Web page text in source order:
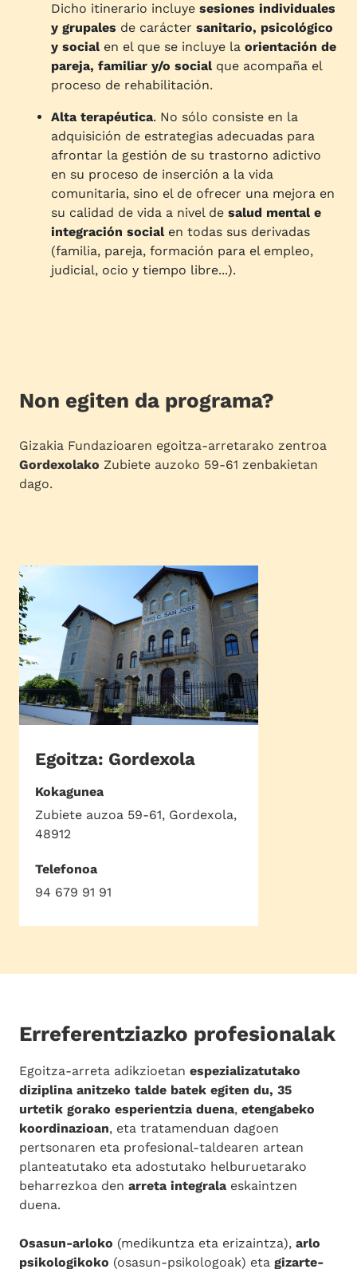
Dicho itinerario incluye sesiones individuales
y grupales de carácter sanitario, psicológico
y socialen el que se incluye la orientación de
pareja, familiar y/o socialque acompaña el
proceso de rehabilitación.
Alta terapéutica. No sólo consiste en la
adquisición de estrategias adecuadas para
afrontar la gestión de su trastorno adictivo
en su proceso de inserción a la vida
comunitaria, sino el de ofrecer una mejora en
su calidad de vida a nivel de salud mental e
integración social en todas sus derivadas
(familia, pareja, formación para el empleo,
judicial, ocio y tiempo libre...).
Non egiten da programa?
Gizakia Fundazioaren egoitza-arretarako zentroa
Gordexolako Zubiete auzoko 59-61 zenbakietan
dago.
Egoitza: Gordexola
Kokagunea
Zubiete auzoa 59-61, Gordexola,
48912
Telefonoa
94 679 91 91
Erreferentziazko profesionalak
Egoitza-arreta adikzioetan espezializatutako
diziplina anitzeko talde batek egiten du, 35
urtetik gorako esperientzia duena, etengabeko
koordinazioan, eta tratamenduan dagoen
pertsonaren eta profesional-taldearen artean
planteatutako eta adostutako helburuetarako
beharrezkoa den arreta integrala eskaintzen
duena.
Osasun-arloko (medikuntza eta erizaintza), arlo
psikologikoko (osasun-psikologoak) eta gizarte-